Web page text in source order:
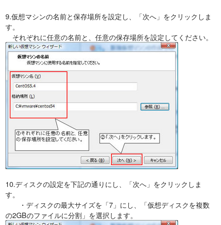
9.仮想マシンの名前と保存場所を設定し、「次へ」をクリックしま
す。
それぞれに任意の名前と、任意の保存場所を設定してください。
10.ディスクの設定を下記の通りにし、「次へ」をクリックしま
す。
・ディスクの最大サイズを「7」にし、「仮想ディスクを複数
の2GBのファイルに分割」を選択します。